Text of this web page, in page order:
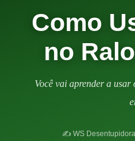
Como
no
Você vai aprender a
✍️ WS